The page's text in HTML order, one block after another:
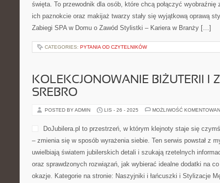
święta. To przewodnik dla osób, które chcą połączyć
ich paznokcie oraz makijaż twarzy stały się wyjątkową oprawą
Zabiegi SPA w Domu o Zawód Stylistki – Kariera w Branży […]
CATEGORIES: PYTANIA OD CZYTELNIKÓW
KOLEKCJONOWANIE BIŻUTERII I
SREBRO
POSTED BY ADMIN LIS - 26 - 2025 MOŻLIWOŚĆ
DoJubilera.pl to przestrzeń, w którym klejnoty staje się
– zmienia się w sposób wyrażenia siebie. Ten serwis powstał z
uwielbiają światem jubilerskich detali i szukają rzetelnych
oraz sprawdzonych rozwiązań, jak wybierać idealne dodatki na
okazje. Kategorie na stronie: Naszyjniki i łańcuszki i Stylizacje